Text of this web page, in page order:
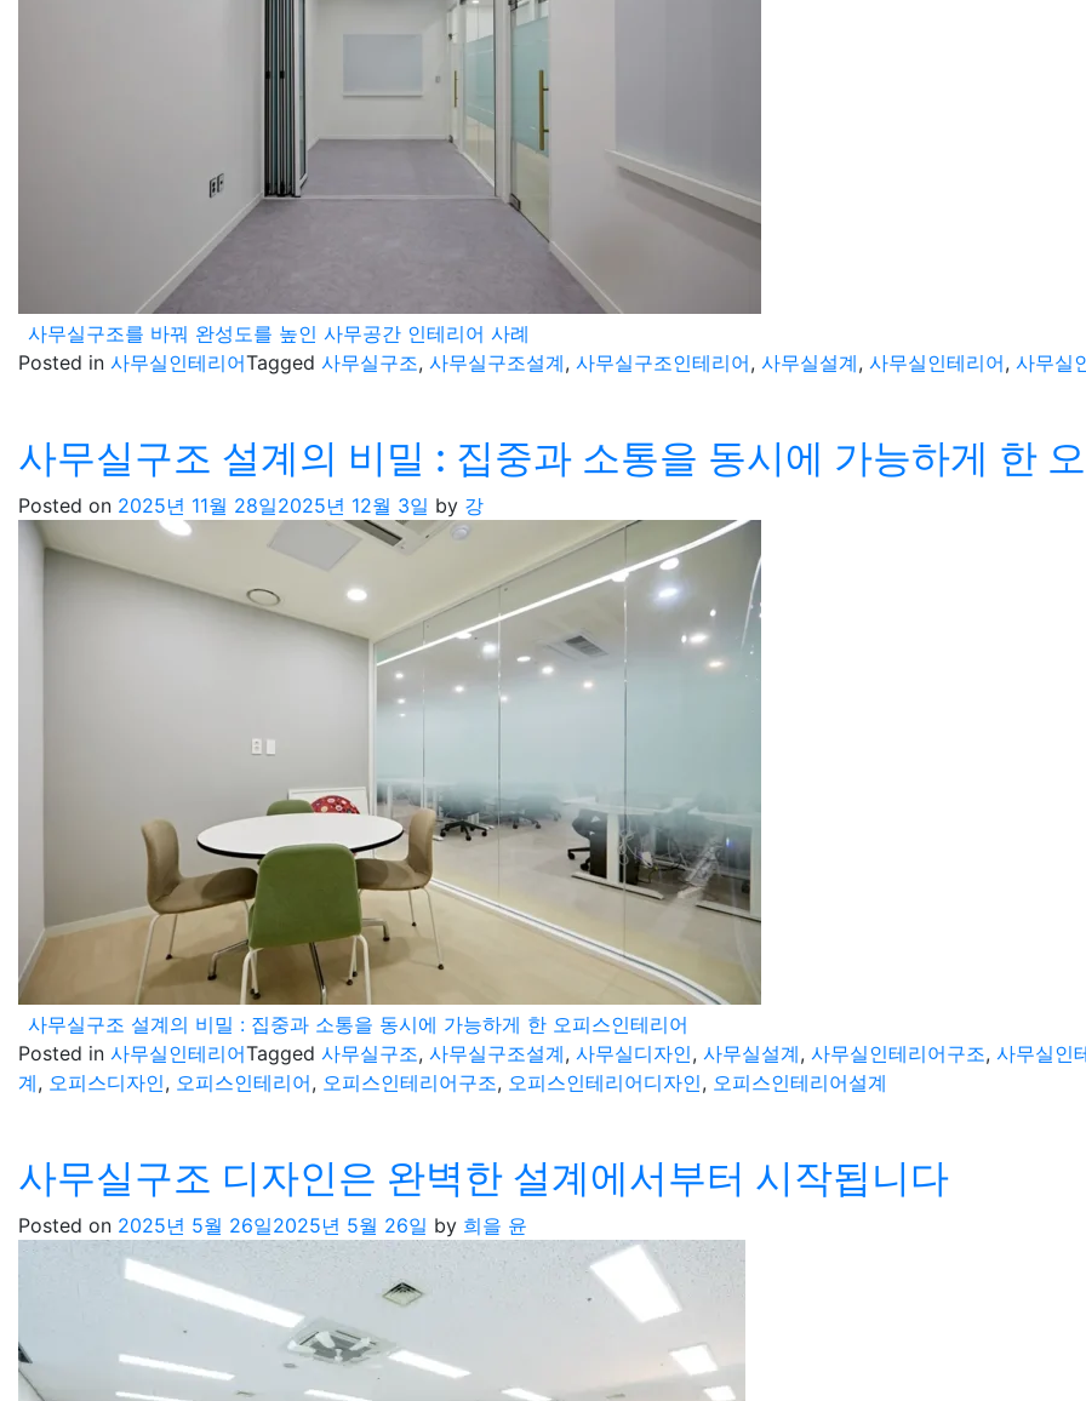
사무실구조를 바꿔 완성도를 높인 사무공간 인테리어 사례
Posted in 사무실인테리어Tagged 사무실구조, 사무실구조설계, 사무실구조인테리어, 사무실설계, 사무실인테리어, 사무실
사무실구조 설계의 비밀 : 집중과 소통을 동시에 가능하게 한
Posted on 2025년 11월 28일2025년 12월 3일 by 강
사무실구조 설계의 비밀 : 집중과 소통을 동시에 가능하게 한 오피스인테리어
Posted in 사무실인테리어Tagged 사무실구조, 사무실구조설계, 사무실디자인, 사무실설계, 사무실인테리어구조, 사무실인
계, 오피스디자인, 오피스인테리어, 오피스인테리어구조, 오피스인테리어디자인, 오피스인테리어설계
사무실구조 디자인은 완벽한 설계에서부터 시작됩니다
Posted on 2025년 5월 26일2025년 5월 26일 by 희을 윤